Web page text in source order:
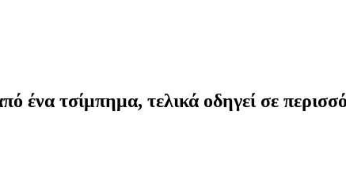
ένα τσίμπημα, τελικά οδηγεί σε